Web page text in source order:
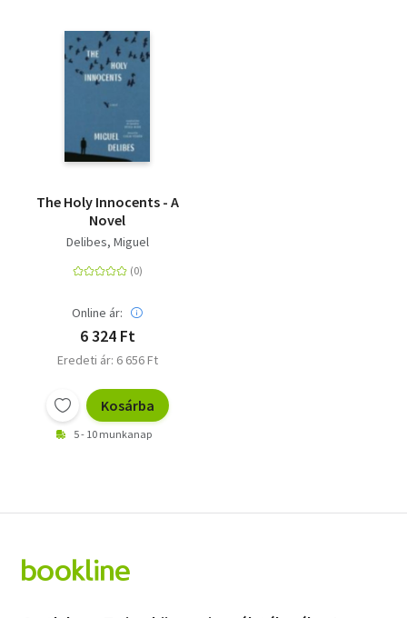
The Holy Innocents - A
Novel
Delibes, Miguel
Online ár:
6 324 Ft
Eredeti ár: 6 656 Ft
Kosárba
5 - 10 munkanap